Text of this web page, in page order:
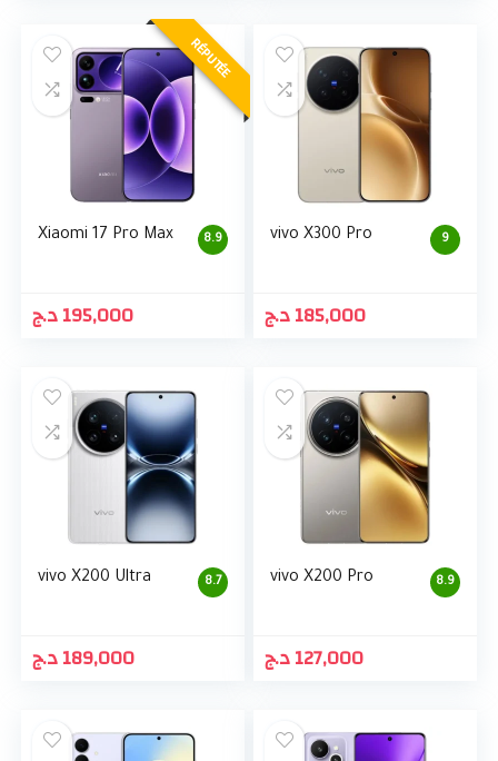
RÉPUTÉE
8.9
Xiaomi 17 Pro Max
195,000د.ج
9
vivo X300 Pro
185,000د.ج
8.7
vivo X200 Ultra
189,000د.ج
8.9
vivo X200 Pro
127,000د.ج